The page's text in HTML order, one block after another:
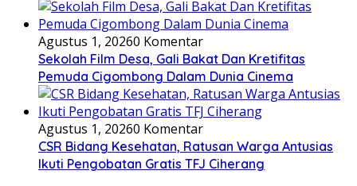
Agustus 1, 20260 Komentar
Sekolah Film Desa, Gali Bakat Dan Kretifitas
Pemuda Cigombong Dalam Dunia Cinema
Agustus 1, 20260 Komentar
CSR Bidang Kesehatan, Ratusan Warga Antusias
Ikuti Pengobatan Gratis TFJ Ciherang